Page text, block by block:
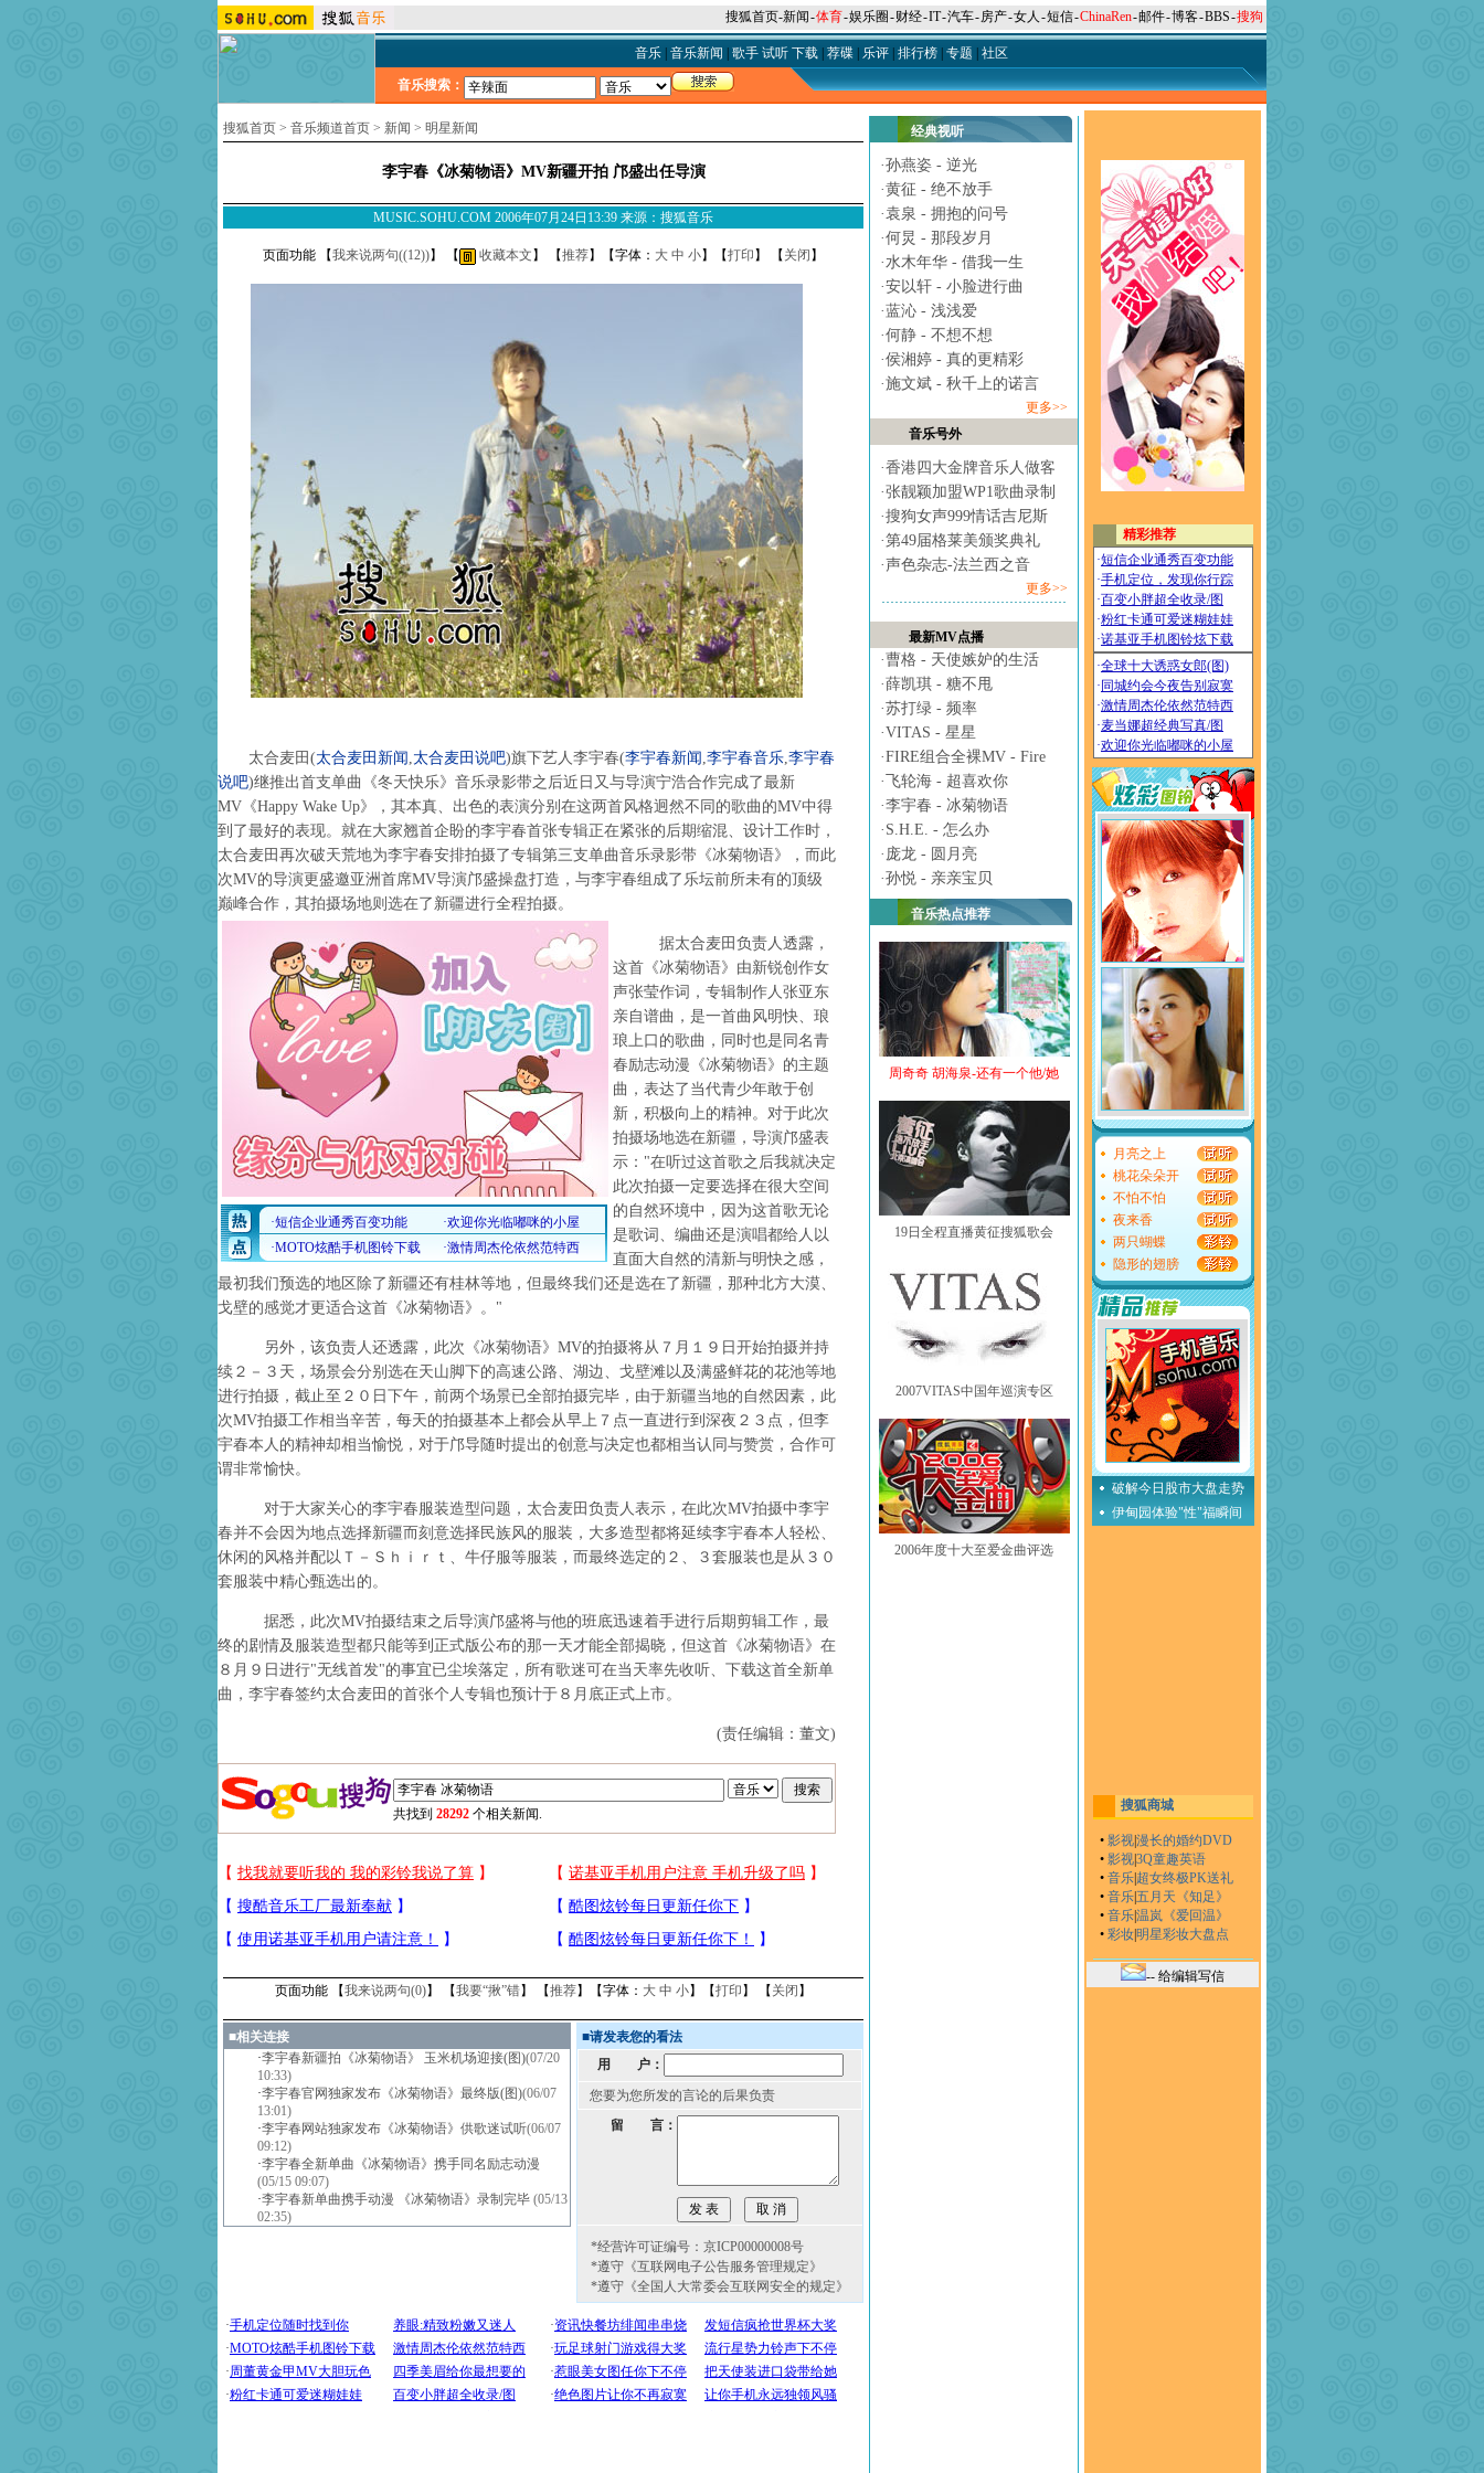
搜狐首页-新闻-体育-娱乐圈 -财经-IT-汽车-房产-女人 -短信-ChinaRen-邮件-博客-BBS-搜狗
音乐| 音乐新闻 歌手 试听 下载| 荐碟| 乐评| 排行榜| 专题 社区
音乐搜索：
搜狐首页 > 音乐频道首页 > 新闻 > 明星新闻
李宇春《冰菊物语》MV新疆开拍 邝盛出任导演
MUSIC.SOHU.COM 2006年07月24日13:39 来源：搜狐音乐
页面功能 【我来说两句((12))】 【 收藏本文 】 【推荐】【字体： 大 中 小】【打印 】 【 关闭 】
太合麦田 (太合麦田新闻 ,太合麦田说吧)旗下艺人李宇春(李宇春新闻 ,李宇春音乐,李宇春
说吧)继推出首支单曲《冬天快乐》音乐录影带之后近日又与导演宁浩合作完成了最新
MV《Happy Wake Up》，其本真、出色的表演分别在这两首风格迥然不同的歌曲的MV中得
到了最好的表现。就在大家翘首企盼的李宇春首张专辑正在紧张的后期缩混、设计工作时，
太合麦田再次破天荒地为李宇春安排拍摄了专辑第三支单曲音乐录影带《冰菊物语》，而此
次MV的导演更盛邀亚洲首席MV导演邝盛操盘打造，与李宇春组成了乐坛前所未有的顶级
巅峰合作，其拍摄场地则选在了新疆进行全程拍摄。
据太合麦田负责人透露，
这首《冰菊物语》由新锐创作女
声张莹作词，专辑制作人张亚东
亲自谱曲，是一首曲风明快、琅
琅上口的歌曲，同时也是同名青
春励志动漫《冰菊物语》的主题
曲，表达了当代青少年敢于创
新，积极向上的精神。对于此次
拍摄场地选在新疆，导演邝盛表
示："在听过这首歌之后我就决定
此次拍摄一定要选择在很大空间
的自然环境中，因为这首歌无论
是歌词、编曲还是演唱都给人以
直面大自然的清新与明快之感，
最初我们预选的地区除了新疆还有桂林等地，但最终我们还是选在了新疆，那种北方大漠、
戈壁的感觉才更适合这首《冰菊物语》。"
另外，该负责人还透露，此次《冰菊物语》MV的拍摄将从７月１９日开始拍摄并持
续２－３天，场景会分别选在天山脚下的高速公路、湖边、戈壁滩以及满盛鲜花的花池等地
进行拍摄，截止至２０日下午，前两个场景已全部拍摄完毕，由于新疆当地的自然因素，此
次MV拍摄工作相当辛苦，每天的拍摄基本上都会从早上７点一直进行到深夜２３点，但李
宇春本人的精神却相当愉悦，对于邝导随时提出的创意与决定也都相当认同与赞赏，合作可
谓非常愉快。
对于大家关心的李宇春服装造型问题，太合麦田负责人表示，在此次MV拍摄中李宇
春并不会因为地点选择新疆而刻意选择民族风的服装，大多造型都将延续李宇春本人轻松、
休闲的风格并配以Ｔ－Ｓｈｉｒｔ、牛仔服等服装，而最终选定的２、３套服装也是从３０
套服装中精心甄选出的。
据悉，此次MV拍摄结束之后导演邝盛将与他的班底迅速着手进行后期剪辑工作，最
终的剧情及服装造型都只能等到正式版公布的那一天才能全部揭晓，但这首《冰菊物语》在
８月９日进行"无线首发"的事宜已尘埃落定，所有歌迷可在当天率先收听、下载这首全新单
曲，李宇春签约太合麦田的首张个人专辑也预计于８月底正式上市。
(责任编辑：董文)
共找到 28292 个相关新闻.
页面功能 【我来说两句(0)】 【我要“揪”错】 【推荐】【字体： 大 中 小】【打印 】 【 关闭 】
■相关连接
·李宇春新疆拍《冰菊物语》 玉米机场迎接(图)(07/20
10:33)
·李宇春官网独家发布《冰菊物语》最终版(图)(06/07
13:01)
·李宇春网站独家发布《冰菊物语》供歌迷试听(06/07
09:12)
·李宇春全新单曲《冰菊物语》携手同名励志动漫
(05/15 09:07)
·李宇春新单曲携手动漫 《冰菊物语》录制完毕 (05/13
02:35)
■请发表您的看法
用 户：
您要为您所发的言论的后果负责
留 言：
*经营许可证编号：京ICP00000008号
*遵守《互联网电子公告服务管理规定》
*遵守《全国人大常委会互联网安全的规定》
经典视听
·孙燕姿 - 逆光
·黄征 - 绝不放手
·袁泉 - 拥抱的问号
·何炅 - 那段岁月
·水木年华 - 借我一生
·安以轩 - 小脸进行曲
·蓝沁 - 浅浅爱
·何静 - 不想不想
·侯湘婷 - 真的更精彩
·施文斌 - 秋千上的诺言
更多>>
音乐号外
·香港四大金牌音乐人做客
·张靓颖加盟WP1歌曲录制
·搜狗女声999情话吉尼斯
·第49届格莱美颁奖典礼
·声色杂志-法兰西之音
更多>>
最新MV点播
·曹格 - 天使嫉妒的生活
·薛凯琪 - 糖不甩
·苏打绿 - 频率
·VITAS - 星星
·FIRE组合全裸MV - Fire
· 飞轮海 - 超喜欢你
·李宇春 - 冰菊物语
· S.H.E. - 怎么办
· 庞龙 - 圆月亮
·孙悦 - 亲亲宝贝
音乐热点推荐
周奇奇 胡海泉-还有一个他/她
19日全程直播黄征搜狐歌会
2007VITAS中国年巡演专区
2006年度十大至爱金曲评选
月亮之上
桃花朵朵开
不怕不怕
夜来香
两只蝴蝶
隐形的翅膀
破解今日股市大盘走势
伊甸园体验"性"福瞬间
搜狐商城
• 影视漫长的婚约DVD
• 影视3Q童趣英语
• 音乐 超女终极PK送礼
• 音乐五月天《知足》
• 音乐温岚《爱回温》
• 彩妆明星彩妆大盘点
-- 给编辑写信